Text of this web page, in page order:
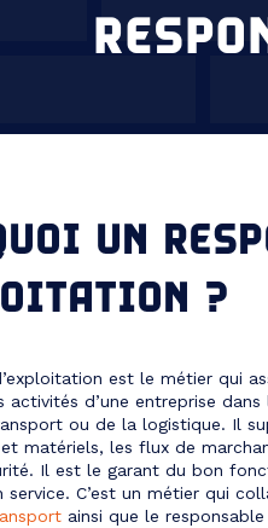
UN
?
est le métier qui
activités d’une entreprise
ou de la logistique. Il
matériels, les flux de
Il est le garant du bon
C’est un métier qui
ainsi que le